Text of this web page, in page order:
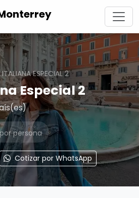
ESPECIAL 2
Especial 2
persona
Cotizar por WhatsApp